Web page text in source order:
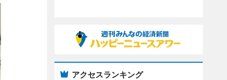
アクセスランキング